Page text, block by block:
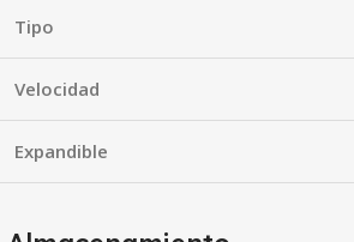
Tipo
Velocidad
Expandible